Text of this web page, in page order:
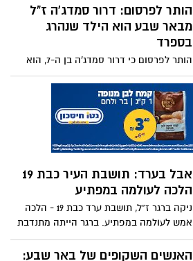
בבאר שבע. בעלה ספד לה: "היית עמוד התווך
שלנו, תעירו אותי מחלום הבלהות הזה".
אותך". גם רוביק דנילוביץ' והשר נחמן שי
נשאו דברים
הותר לפרסום: דרור סמדג'ה ז"ל
מבאר שבע הוא הילד שנהרג
בספרד
הותר לפרסום כי דרור סמדג'ה בן ה-7, הוא
הילד מבאר שבע שמת באופן טראגי
בברצלונה. גופתו צפויה להגיע ארצה ביממה
הקרובה. הוריו ספדו לו - "דרור היה ילד קסם,
פיקח וחברותי ושופע חיוכים, טוב לב ורגיש
לזולת''
אבל בערד: תושבת העיר כבת 19
הלכה לעולמה במפתיע
ניקה ברגר ז"ל, תושבת ערד כבת 19 - הלכה
אמש לעולמה במפתיע. ברגר הייתה מתנדבת
שירות לאומי במד"א ונחשבה לאחת
מהפעילות המוכרות במרחב ובעיר. חבריה
האנשים השקופים של באר שבע: